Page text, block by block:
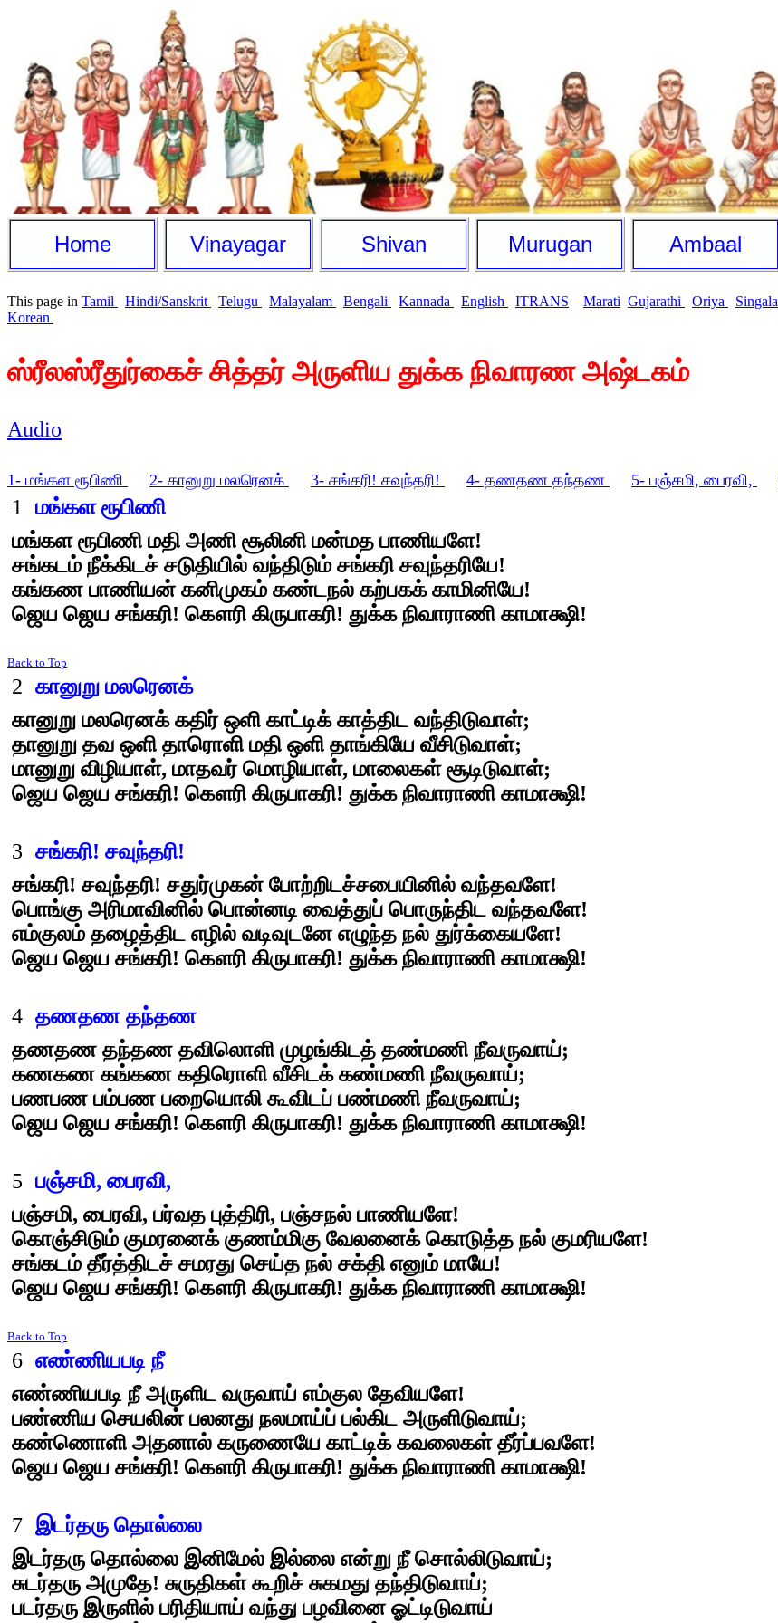
Home Vinayagar Shivan Murugan Ambaal
This page in Tamil Hindi/Sanskrit Telugu Malayalam Bengali Kannada English ITRANS Marati Gujarathi Oriya Singala
Korean
ஸ்ரீலஸ்ரீதுர்கைச் சித்தர் அருளிய துக்க நிவாரண அஷ்டகம்
Audio
1- மங்கள ரூபிணி 2- கானுறு மலரெனக் 3- சங்கரி! சவுந்தரி! 4- தணதண தந்தண 5- பஞ்சமி, பைரவி,
1 மங்கள ரூபிணி
மங்கள ரூபிணி மதி அணி சூலினி மன்மத பாணியளே!
சங்கடம் நீக்கிடச் சடுதியில் வந்திடும் சங்கரி சவுந்தரியே!
கங்கண பாணியன் கனிமுகம் கண்டநல் கற்பகக் காமினியே!
ஜெய ஜெய சங்கரி! கௌரி கிருபாகரி! துக்க நிவாராணி காமாக்ஷி!
Back to Top
2 கானுறு மலரெனக்
கானுறு மலரெனக் கதிர் ஒளி காட்டிக் காத்திட வந்திடுவாள்;
தானுறு தவ ஒளி தாரொளி மதி ஒளி தாங்கியே வீசிடுவாள்;
மானுறு விழியாள், மாதவர் மொழியாள், மாலைகள் சூடிடுவாள்;
ஜெய ஜெய சங்கரி! கௌரி கிருபாகரி! துக்க நிவாராணி காமாக்ஷி!
3 சங்கரி! சவுந்தரி!
சங்கரி! சவுந்தரி! சதுர்முகன் போற்றிடச்சபையினில் வந்தவளே!
பொங்கு அரிமாவினில் பொன்னடி வைத்துப் பொருந்திட வந்தவளே!
எம்குலம் தழைத்திட எழில் வடிவுடனே எழுந்த நல் துர்க்கையளே!
ஜெய ஜெய சங்கரி! கௌரி கிருபாகரி! துக்க நிவாராணி காமாக்ஷி!
4 தணதண தந்தண
தணதண தந்தண தவிலொளி முழங்கிடத் தண்மணி நீவருவாய்;
கணகண கங்கண கதிரொளி வீசிடக் கண்மணி நீவருவாய்;
பணபண பம்பண பறையொலி கூவிடப் பண்மணி நீவருவாய்;
ஜெய ஜெய சங்கரி! கௌரி கிருபாகரி! துக்க நிவாராணி காமாக்ஷி!
5 பஞ்சமி, பைரவி,
பஞ்சமி, பைரவி, பர்வத புத்திரி, பஞ்சநல் பாணியளே!
கொஞ்சிடும் குமரனைக் குணம்மிகு வேலனைக் கொடுத்த நல் குமரியளே!
சங்கடம் தீர்த்திடச் சமரது செய்த நல் சக்தி எனும் மாயே!
ஜெய ஜெய சங்கரி! கௌரி கிருபாகரி! துக்க நிவாராணி காமாக்ஷி!
Back to Top
6 எண்ணியபடி நீ
எண்ணியபடி நீ அருளிட வருவாய் எம்குல தேவியளே!
பண்ணிய செயலின் பலனது நலமாய்ப் பல்கிட அருளிடுவாய்;
கண்ணொளி அதனால் கருணையே காட்டிக் கவலைகள் தீர்ப்பவளே!
ஜெய ஜெய சங்கரி! கௌரி கிருபாகரி! துக்க நிவாராணி காமாக்ஷி!
7 இடர்தரு தொல்லை
இடர்தரு தொல்லை இனிமேல் இல்லை என்று நீ சொல்லிடுவாய்;
சுடர்தரு அமுதே! சுருதிகள் கூறிச் சுகமது தந்திடுவாய்;
படர்தரு இருளில் பரிதியாய் வந்து பழவினை ஓட்டிடுவாய்